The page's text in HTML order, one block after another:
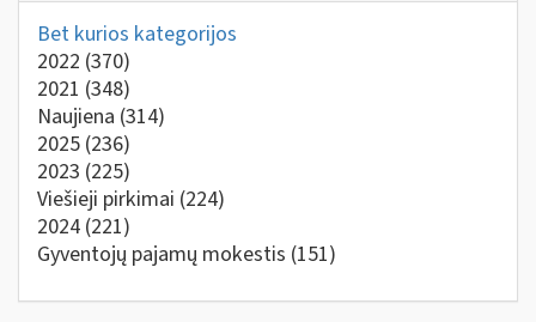
Bet kurios kategorijos
2022 (370)
2021 (348)
Naujiena (314)
2025 (236)
2023 (225)
Viešieji pirkimai (224)
2024 (221)
Gyventojų pajamų mokestis (151)